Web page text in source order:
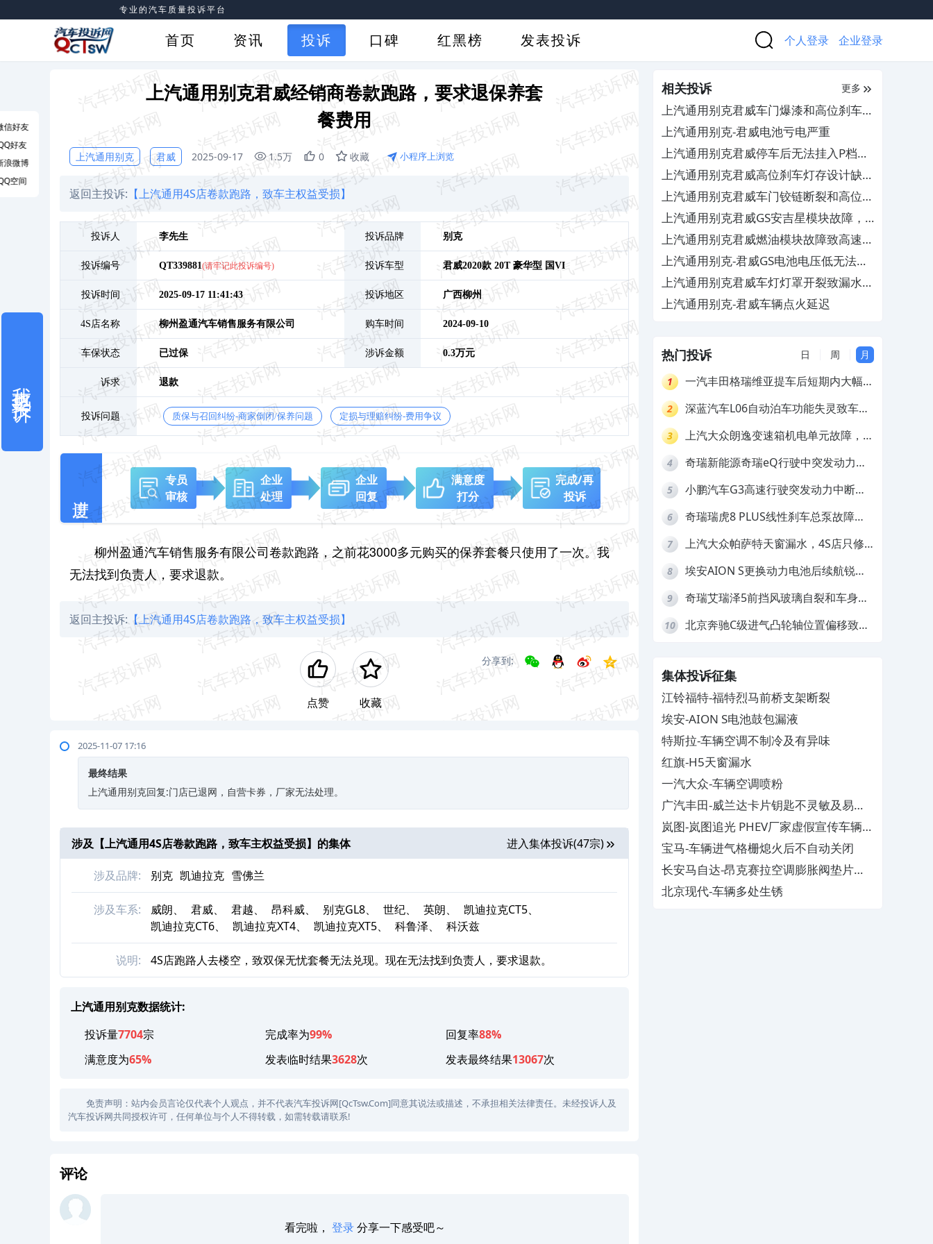
专业的汽车质量投诉平台
首页 资讯 投诉 口碑 红黑榜 发表投诉 个人登录 企业登录
上汽通用别克君威经销商卷款跑路，要求退保养套
餐费用
上汽通用别克 君威 2025-09-17 1.5万 0 收藏 小程序上浏览
返回主投诉: 【上汽通用4S店卷款跑路，致车主权益受损】
投诉人 李先生 投诉品牌 别克
投诉编号 QT339881(请牢记此投诉编号) 投诉车型 君威2020款 20T 豪华型 国VI
投诉时间 2025-09-17 11:41:43 投诉地区 广西柳州
4S店名称 柳州盈通汽车销售服务有限公司 购车时间 2024-09-10
车保状态 已过保 涉诉金额 0.3万元
诉求 退款
投诉问题 质保与召回纠纷-商家倒闭/保养问题 定损与理赔纠纷-费用争议
专员
审核
企业
处理
企业
回复
满意度
打分
完成/再
投诉
柳州盈通汽车销售服务有限公司卷款跑路，之前花3000多元购买的保养套餐只使用了一次。我
无法找到负责人，要求退款。
返回主投诉: 【上汽通用4S店卷款跑路，致车主权益受损】
点赞 收藏
分享到:
2025-11-07 17:16
最终结果
上汽通用别克回复:门店已退网，自营卡券，厂家无法处理。
涉及【上汽通用4S店卷款跑路，致车主权益受损】的集体 进入集体投诉(47宗)
涉及品牌: 别克 凯迪拉克 雪佛兰
涉及车系: 威朗、 君威、 君越、 昂科威、 别克GL8、 世纪、 英朗、
凯迪拉克CT5、
凯迪拉克CT6、
凯迪拉克XT4、 凯迪拉克XT5、 科鲁泽、 科沃兹
说明: 4S店跑路人去楼空，致双保无忧套餐无法兑现。现在无法找到负责人，要求退款。
上汽通用别克数据统计:
投诉量7704宗 完成率为99% 回复率88%
满意度为65% 发表临时结果3628次 发表最终结果13067次
免责声明：站内会员言论仅代表个人观点，并不代表汽车投诉网[QcTsw.Com]同意其说法或描述，不承担相关法律责任。未经投诉人及
汽车投诉网共同授权许可，任何单位与个人不得转载，如需转载请联系!
评论
看完啦， 登录分享一下感受吧～
相关投诉 更多
上汽通用别克君威车门爆漆和高位刹车灯
开裂进水，厂家拒绝质保换件
上汽通用别克-君威电池亏电严重
上汽通用别克君威停车后无法挂入P档及
换挡杆锁死，要求厂家售后免费检修
上汽通用别克君威高位刹车灯存设计缺
陷，厂商拒绝维修
上汽通用别克君威车门铰链断裂和高位刹
车灯漏水，4S店拒绝维修
上汽通用别克君威GS安吉星模块故障，
厂商拒绝更换
上汽通用别克君威燃油模块故障致高速行
车失速，厂商需自费解决
上汽通用别克-君威GS电池电压低无法打
火
上汽通用别克君威车灯灯罩开裂致漏水，
要求厂家免费换新
上汽通用别克-君威车辆点火延迟
热门投诉 日 周 月
1
一汽丰田格瑞维亚提车后短期内大幅降
2
深蓝汽车L06自动泊车功能失灵致车辆
3
上汽大众朗逸变速箱机电单元故障，厂
4
奇瑞新能源奇瑞eQ行驶中突发动力受
拒绝三电质保
5
小鹏汽车G3高速行驶突发动力中断，
6
奇瑞瑞虎8 PLUS线性刹车总泵故障，
7
上汽大众帕萨特天窗漏水，4S店只修
8
埃安AION S更换动力电池后续航锐
9
奇瑞艾瑞泽5前挡风玻璃自裂和车身多
10
北京奔驰C级进气凸轮轴位置偏移致发
集体投诉征集
江铃福特-福特烈马前桥支架断裂
埃安-AION S电池鼓包漏液
特斯拉-车辆空调不制冷及有异味
红旗-H5天窗漏水
一汽大众-车辆空调喷粉
广汽丰田-威兰达卡片钥匙不灵敏及易消
磁
岚图-岚图追光 PHEV厂家虚假宣传车辆配
置与功能
宝马-车辆进气格栅熄火后不自动关闭
长安马自达-昂克赛拉空调膨胀阀垫片生
锈
北京现代-车辆多处生锈
信好友
好友
浪微博
空间